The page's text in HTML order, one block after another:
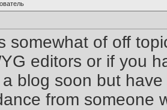
somewhat of off
editors or if you
blog soon but
from someone